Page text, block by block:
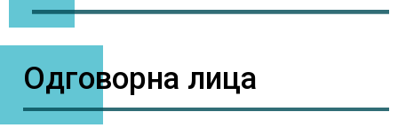
Одговорна лица